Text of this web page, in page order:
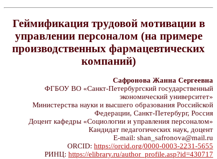
Геймификация трудовой мотивации в
управлении персоналом (на примере
производственных фармацевтических
компаний)
Сафронова Жанна Сергеевна
ФГБОУ ВО «Санкт-Петербургский государственный
экономический университет»
Министерства науки и высшего образования Российской
Федерации, Санкт-Петербург, Россия
Доцент кафедры «Социологии и управления персоналом»
Кандидат педагогических наук, доцент
E-mail: shan_safronova@mail.ru
ORCID: https://orcid.org/0000-0003-2231-5655
РИНЦ: https://elibrary.ru/author_profile.asp?id=430717